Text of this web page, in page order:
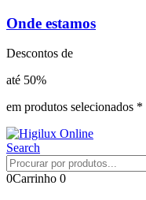
Onde estamos
Descontos de
até 50%
em produtos selecionados *
Search
0Carrinho 0